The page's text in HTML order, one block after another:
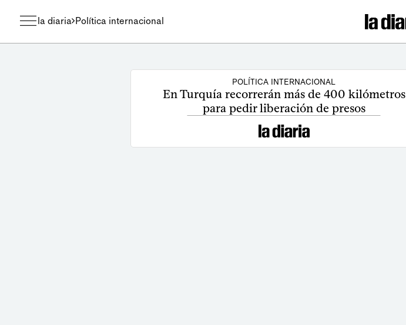
la diaria Política internacional
POLÍTICA INTERNACIONAL
En Turquía recorrerán más de 400 kilómetros
para pedir liberación de presos